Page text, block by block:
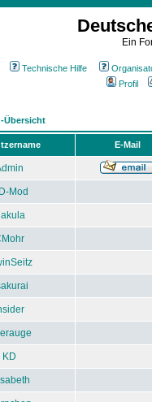
Ein
Technische Hilfe
Profil
Übersicht
E-Mail
Mod
KD